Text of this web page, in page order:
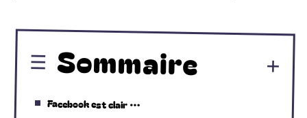
Sommaire
Facebook est clair …